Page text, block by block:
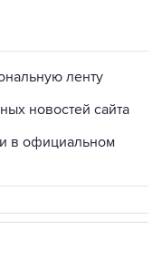
ленту
новостей сайта
в официальном